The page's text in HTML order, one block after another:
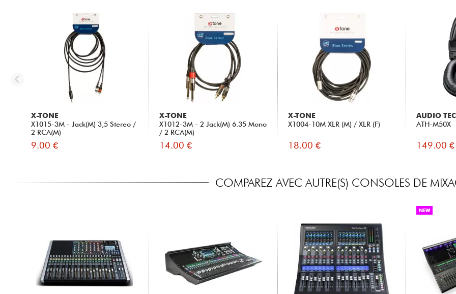
X-TONE
X1015-3M - Jack(M) 3,5 Stereo /
2 RCA(M)
9.00 €
X-TONE
X1012-3M - 2 Jack(M) 6.35 Mono
/ 2 RCA(M)
14.00 €
X-TONE
X1004-10M XLR (M) / XLR (F)
18.00 €
AUDIO
ATH-M50X
149.00 €
COMPAREZ AVEC AUTRE(S) CONSOLES DE
NEW